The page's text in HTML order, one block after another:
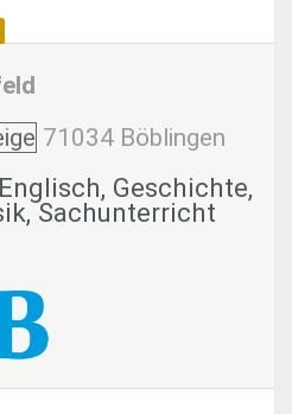
71034 Böblingen
Geschichte,
Sachunterricht